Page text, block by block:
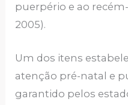
puerpério e ao
2005).
Um dos itens
atenção pré-natal e
garantido pelos